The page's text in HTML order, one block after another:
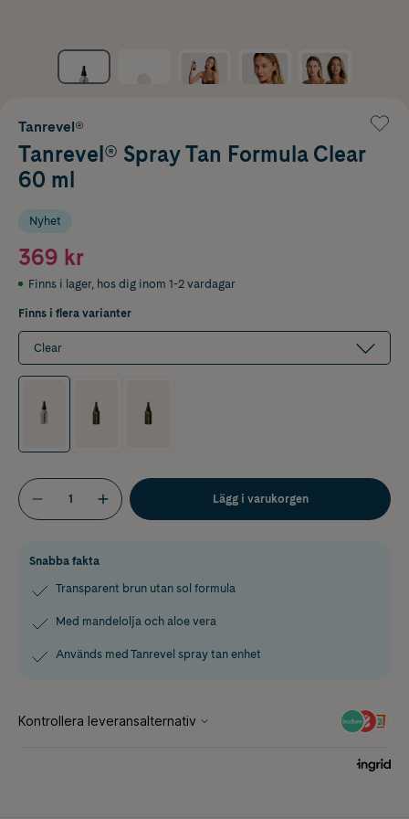
Tanrevel®
Tanrevel® Spray Tan Formula Clear
60 ml
Nyhet
369 kr
Finns i lager, hos dig inom 1-2 vardagar
Finns i flera varianter
Clear
Lägg i varukorgen
Snabba fakta
Transparent brun utan sol formula
Med mandelolja och aloe vera
Används med Tanrevel spray tan enhet